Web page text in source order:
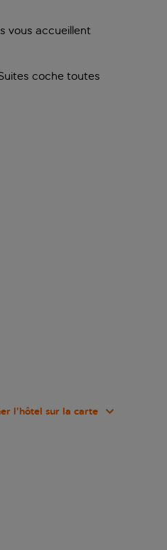
vous accueillent
coche toutes
l’hôtel sur la carte